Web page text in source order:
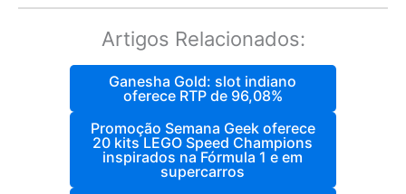
Artigos Relacionados:
Ganesha Gold: slot indiano
oferece RTP de 96,08%
Promoção Semana Geek oferece
20 kits LEGO Speed Champions
inspirados na Fórmula 1 e em
supercarros